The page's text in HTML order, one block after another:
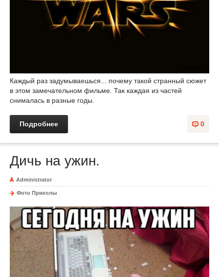
Каждый раз задумываешься... почему такой странный сюжет
в этом замечательном фильме. Так каждая из частей
снималась в разные годы.
0
Подробнее
Дичь на ужин.
Administrator
Фото Приколы